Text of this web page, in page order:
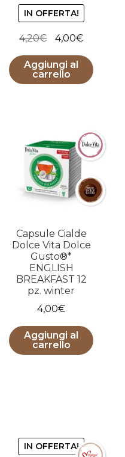
IN OFFERTA!
4,20€
prezzo
originale
era:
4,00€Il
attuale
è:
Aggiungi al
carrello
Capsule Cialde
Dolce Vita Dolce
Gusto®*
ENGLISH
BREAKFAST 12
pz. winter
4,00€
Aggiungi al
carrello
IN OFFERTA!